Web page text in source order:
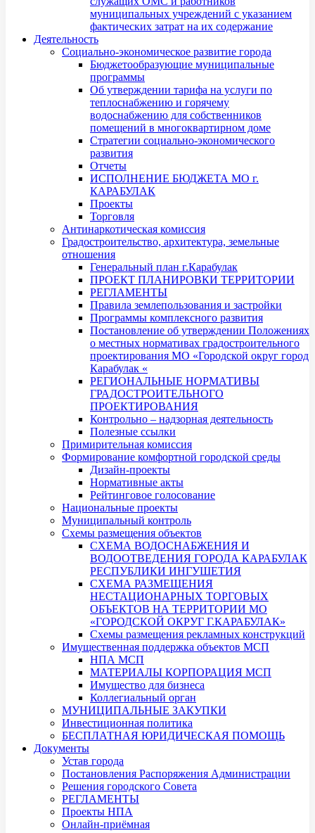
муниципальных учреждений с указанием
фактических затрат на их содержание
Деятельность
Социально-экономическое развитие города
Бюджетообразующие муниципальные
программы
Об утверждении тарифа на услуги по
теплоснабжению и горячему
водоснабжению для собственников
помещений в многоквартирном доме
Стратегии социально-экономического
развития
Отчеты
ИСПОЛНЕНИЕ БЮДЖЕТА МО г.
КАРАБУЛАК
Проекты
Торговля
Антинаркотическая комиссия
Градостроительство, архитектура, земельные
отношения
Генеральный план г.Карабулак
ПРОЕКТ ПЛАНИРОВКИ ТЕРРИТОРИИ
РЕГЛАМЕНТЫ
Правила землепользования и застройки
Программы комплексного развития
Постановление об утверждении Положениях
о местных нормативах градостроительного
проектирования МО «Городской округ город
Карабулак «
РЕГИОНАЛЬНЫЕ НОРМАТИВЫ
ГРАДОСТРОИТЕЛЬНОГО
ПРОЕКТИРОВАНИЯ
Контрольно – надзорная деятельность
Полезные ссылки
Примирительная комиссия
Формирование комфортной городской среды
Дизайн-проекты
Нормативные акты
Рейтинговое голосование
Национальные проекты
Муниципальный контроль
Схемы размещения объектов
СХЕМА ВОДОСНАБЖЕНИЯ И
ВОДООТВЕДЕНИЯ ГОРОДА КАРАБУЛАК
РЕСПУБЛИКИ ИНГУШЕТИЯ
СХЕМА РАЗМЕЩЕНИЯ
НЕСТАЦИОНАРНЫХ ТОРГОВЫХ
ОБЪЕКТОВ НА ТЕРРИТОРИИ МО
«ГОРОДСКОЙ ОКРУГ Г.КАРАБУЛАК»
Схемы размещения рекламных конструкций
Имущественная поддержка объектов МСП
НПА МСП
МАТЕРИАЛЫ КОРПОРАЦИЯ МСП
Имущество для бизнеса
Коллегиальный орган
МУНИЦИПАЛЬНЫЕ ЗАКУПКИ
Инвестиционная политика
БЕСПЛАТНАЯ ЮРИДИЧЕСКАЯ ПОМОЩЬ
Документы
Устав города
Постановления Распоряжения Администрации
Решения городского Совета
РЕГЛАМЕНТЫ
Проекты НПА
Онлайн-приёмная